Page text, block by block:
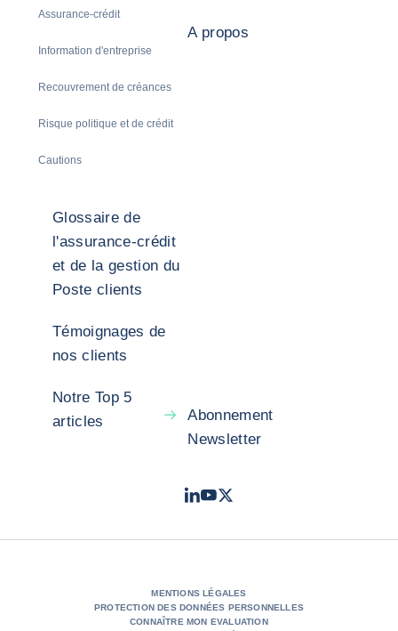
Assurance-crédit
Information d'entreprise
Recouvrement de créances
Risque politique et de crédit
Cautions
A propos
Glossaire de
l'assurance-crédit
et de la gestion du
Poste clients
Témoignages de
nos clients
Notre Top 5
articles
Abonnement
Newsletter
LinkedIn
Youtube
X - Twitter
MENTIONS LÉGALES
PROTECTION DES DONNÉES PERSONNELLES
CONNAÎTRE MON EVALUATION